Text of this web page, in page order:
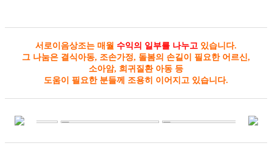
서로이음상조는 매월 수익의 일부를 나누고 있습니다.
그 나눔은 결식아동, 조손가정, 돌봄의 손길이 필요한 어르신,
소아암, 희귀질환 아동 등
도움이 필요한 분들께 조용히 이어지고 있습니다.